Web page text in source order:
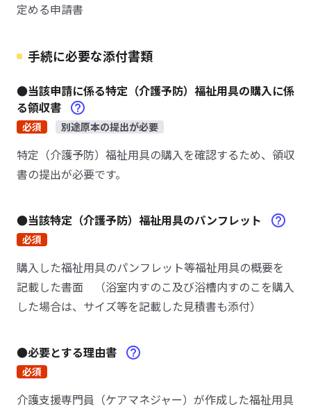
定める申請書
手続に必要な添付書類
●当該申請に係る特定（介護予防）福祉用具の購入に係
る領収書
必須 別途原本の提出が必要
特定（介護予防）福祉用具の購入を確認するため、領収
書の提出が必要です。
●当該特定（介護予防）福祉用具のパンフレット
必須
購入した福祉用具のパンフレット等福祉用具の概要を
記載した書面 （浴室内すのこ及び浴槽内すのこを購入
した場合は、サイズ等を記載した見積書も添付）
●必要とする理由書
必須
介護支援専門員（ケアマネジャー）が作成した福祉用具